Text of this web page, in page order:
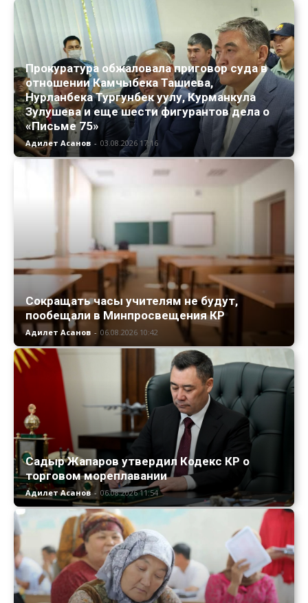
Прокуратура обжаловала приговор суда в
отношении Камчыбека Ташиева,
Нурланбека Тургунбек уулу, Курманкула
Зулушева и еще шести фигурантов дела о
«Письме 75»
Адилет Асанов - 03.08.2026 17:16
Сокращать часы учителям не будут,
пообещали в Минпросвещения КР
Адилет Асанов - 06.08.2026 10:42
Садыр Жапаров утвердил Кодекс КР о
торговом мореплавании
Адилет Асанов - 06.08.2026 11:54